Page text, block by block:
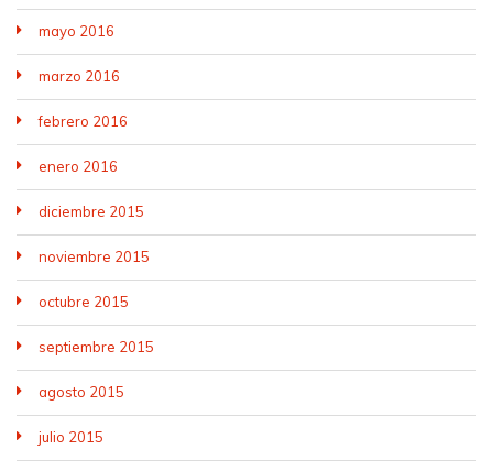
mayo 2016
marzo 2016
febrero 2016
enero 2016
diciembre 2015
noviembre 2015
octubre 2015
septiembre 2015
agosto 2015
julio 2015